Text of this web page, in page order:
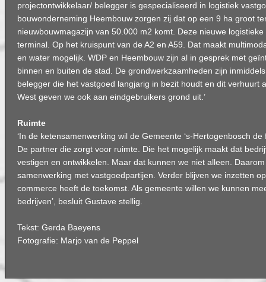
projectontwikkelaar/ belegger is gespecialiseerd in logistiek
bouwonderneming Heembouw zorgen zij dat op een 9 ha groot
nieuwbouwmagazijn van 50.000 m2 komt. Deze nieuwe
terminal. Op het kruispunt van de A2 en A59. Dat maakt
en water mogelijk. WDP en Heembouw zijn al in gesprek met
binnen en buiten de stad. De grondwerkzaamheden zijn
belegger die het vastgoed langjarig in bezit houdt en dit verhuurt
West geven we ook aan eindgebruikers grond uit.’
Ruimte
‘In de ketensamenwerking wil de Gemeente ‘s-Hertogenbosch
De partner die zorgt voor ruimte. Die het mogelijk maakt dat
vestigen en ontwikkelen. Maar dat kunnen we niet alleen.
samenwerking met vastgoedpartijen. Verder blijven we inzetten
commerce heeft de toekomst. Als gemeente willen we kunnen
bedrijven’, besluit Gustave stellig.
Tekst: Gerda Baeyens
Fotografie: Marjo van de Peppel